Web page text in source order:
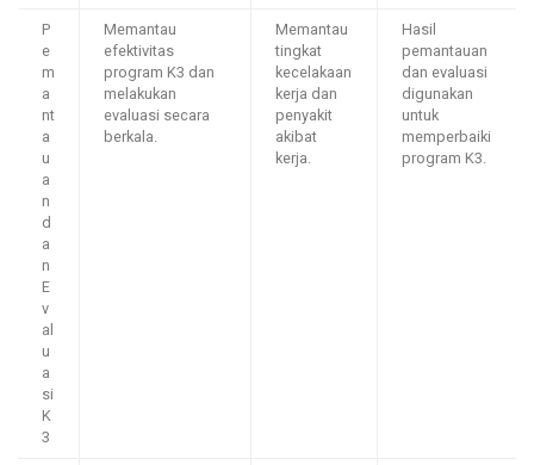
P
e
m
a
nt
a
u
a
n
d
a
n
E
v
al
u
a
si
K
3
Memantau
efektivitas
program K3 dan
melakukan
evaluasi secara
berkala.
Memantau
tingkat
kecelakaan
kerja dan
penyakit
akibat
kerja.
Hasil
pemantauan
dan evaluasi
digunakan
untuk
memperbaiki
program K3.